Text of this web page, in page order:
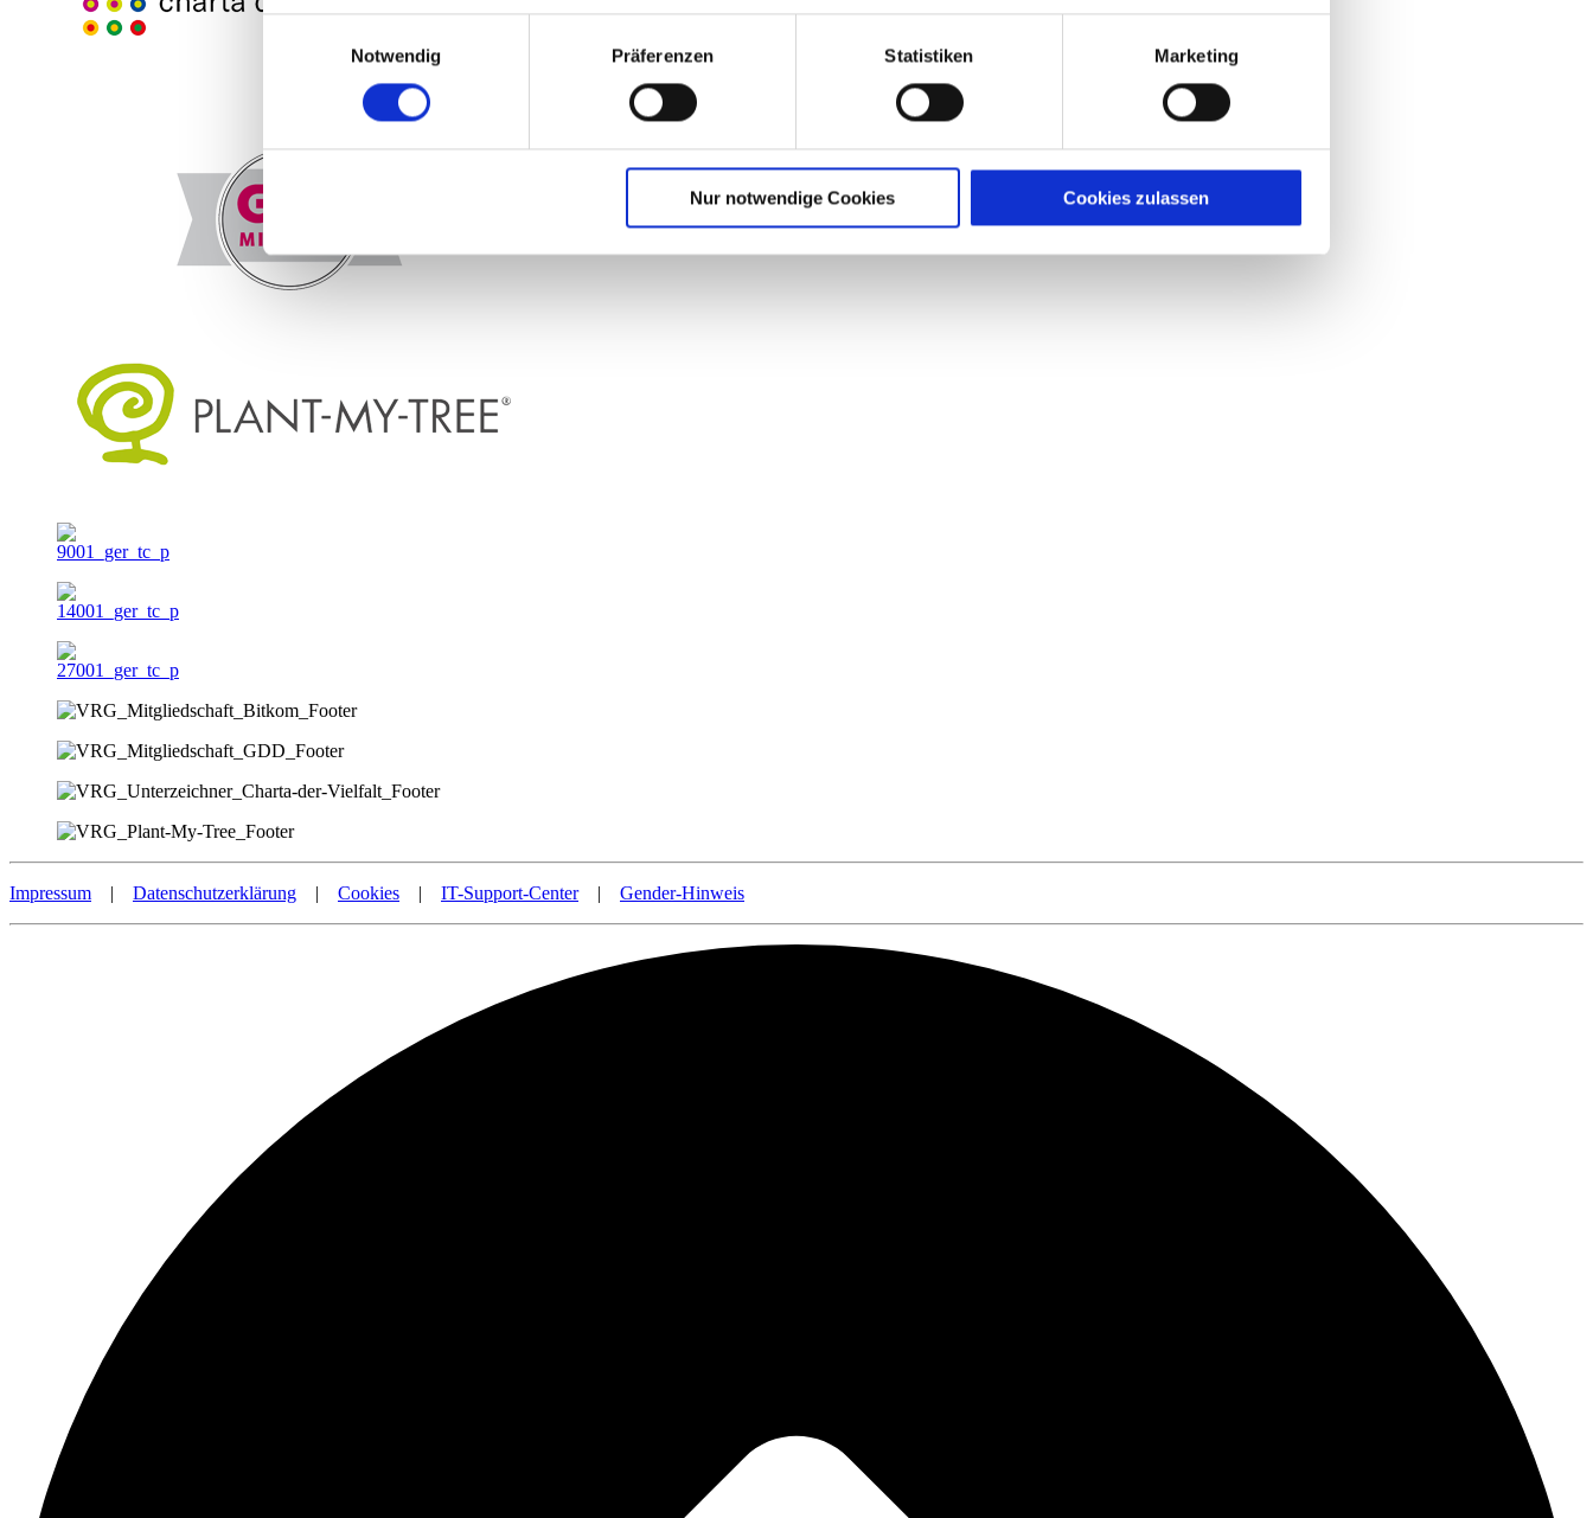
Cookie-Optionen finden Sie unter Punkt 3.4 in unserer Datenschutzerklärung.
Hinweis zur Datenübermittlung in die USA: Indem Sie die jeweiligen Cookies akzeptieren, willigen Sie zugleich gem. Art.
49 Abs. 1 S. 1 lit. a) DSGVO ein, dass durch das Setzen und Verwenden des jeweiligen Cookies entstehenden
Notwendig
Präferenzen Statistiken Marketing
Nur notwendige Cookies Cookies zulassen
Impressum | Datenschutzerklärung | Cookies | IT-Support-Center| Gender-Hinweis